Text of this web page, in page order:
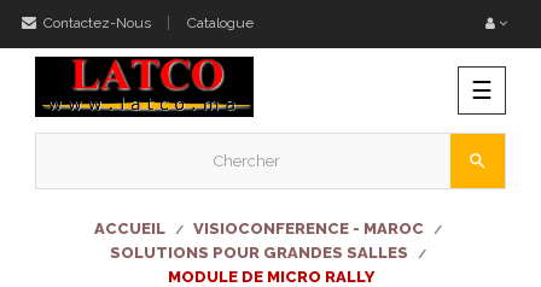
Contactez-Nous Catalogue
la
☰
search
ACCUEIL
VISIOCONFERENCE - MAROC
SOLUTIONS POUR GRANDES SALLES
MODULE DE MICRO RALLY